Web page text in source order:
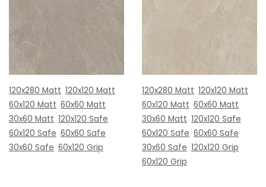
120x280 Matt 120x120 Matt
60x120 Matt 60x60 Matt
30x60 Matt 120x120 Safe
60x120 Safe 60x60 Safe
30x60 Safe 60x120 Grip
120x280 Matt 120x120 Matt
60x120 Matt 60x60 Matt
30x60 Matt 120x120 Safe
60x120 Safe 60x60 Safe
30x60 Safe 120x120 Grip
60x120 Grip